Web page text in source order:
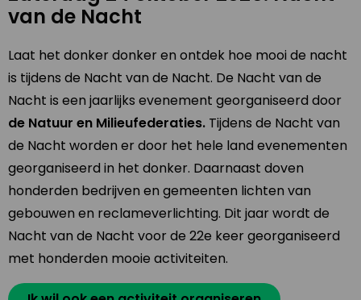
van de Nacht
Laat het donker donker en ontdek hoe mooi de nacht
is tijdens de Nacht van de Nacht. De Nacht van de
Nacht is een jaarlijks evenement georganiseerd door
de Natuur en Milieufederaties. Tijdens de Nacht van
de Nacht worden er door het hele land evenementen
georganiseerd in het donker. Daarnaast doven
honderden bedrijven en gemeenten lichten van
gebouwen en reclameverlichting. Dit jaar wordt de
Nacht van de Nacht voor de 22e keer georganiseerd
met honderden mooie activiteiten.